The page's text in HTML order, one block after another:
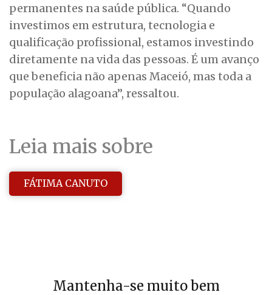
permanentes na saúde pública. “Quando
investimos em estrutura, tecnologia e
qualificação profissional, estamos investindo
diretamente na vida das pessoas. É um avanço
que beneficia não apenas Maceió, mas toda a
população alagoana”, ressaltou.
Leia mais sobre
FÁTIMA CANUTO
Mantenha-se muito bem